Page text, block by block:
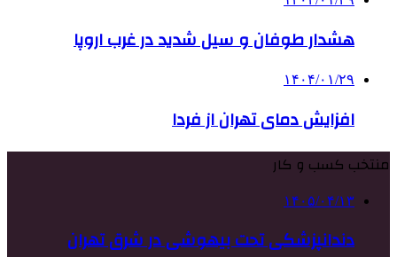
هشدار طوفان و سیل شدید در غرب اروپا
۱۴۰۴/۰۱/۲۹
افزایش دمای تهران از فردا
منتخب کسب و کار
۱۴۰۵/۰۴/۱۳
دندانپزشکی تحت بیهوشی در شرق تهران